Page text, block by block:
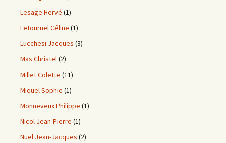
Lesage Hervé (1)
Letournel Céline (1)
Lucchesi Jacques (3)
Mas Christel(2)
Millet Colette (11)
Miquel Sophie (1)
Monneveux Philippe (1)
Nicol Jean-Pierre (1)
Nuel Jean-Jacques (2)